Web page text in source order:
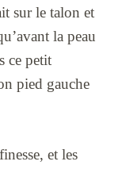
sur le talon et
la peau
ce petit
pied gauche
et les